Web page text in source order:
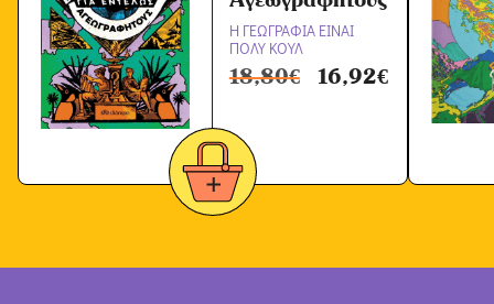
Η ΓΕΩΓΡΑΦΙΑ ΕΙΝΑΙ
ΠΟΛΥ ΚΟΥΛ
18,80€ 16,92€